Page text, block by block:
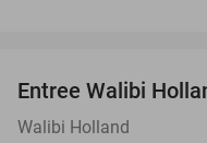
Entree Walibi
Walibi Holland